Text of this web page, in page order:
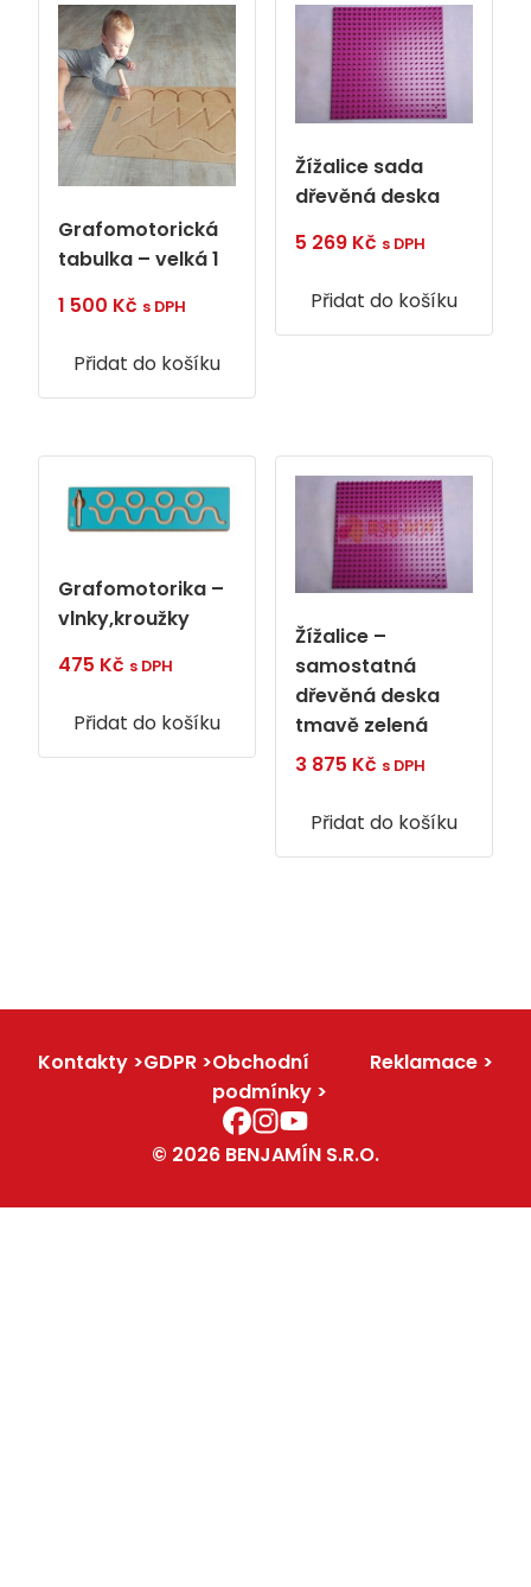
Grafomotorická
tabulka – velká 1
1 500 Kč s DPH
Přidat do košíku
Žížalice sada
dřevěná deska
5 269 Kč s DPH
Přidat do košíku
Grafomotorika –
vlnky,kroužky
475 Kč s DPH
Přidat do košíku
Žížalice –
samostatná
dřevěná deska
tmavě zelená
3 875 Kč s DPH
Přidat do košíku
Kontakty GDPR
Obchodní
podmínky
Reklamace
© 2026 BENJAMÍN S.R.O.